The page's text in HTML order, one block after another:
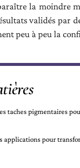
la moindre
validés par
peu à peu la
taches pigmentaires
applications pour